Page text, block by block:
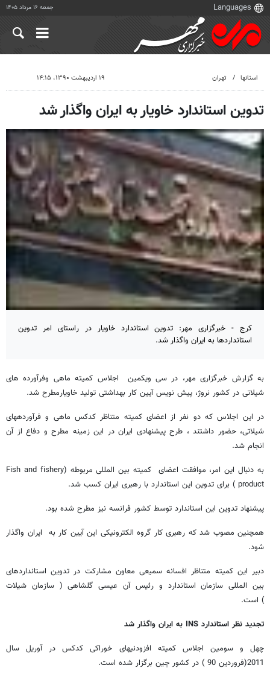
جمعه ۱۶ مرداد ۱۴۰۵
استانها تهران ۱۹ اردیبهشت ۱۳۹۰، ۱۴:۱۵
تدوین استاندارد خاویار به ایران واگذار شد
کرج - خبرگزاری مهر: تدوین استاندارد خاویار در راستای امر تدوین
استانداردها به ایران واگذار شد.
به گزارش خبرگزاری مهر، در سی ویکمین اجلاس کمیته ماهی وفرآورده های
شیلاتی در کشور نروژ، پیش نویس آیین کار بهداشتی تولید خاویارمطرح شد.
در این اجلاس که دو نفر از اعضای کمیته متناظر کدکس ماهی و فرآوردههای
شیلاتی، حضور داشتند ، طرح پیشنهادی ایران در این زمینه مطرح و دفاع از آن
انجام شد.
به دنبال این امر، موافقت اعضای کمیته بین المللی مربوطه (Fish and fishery
product ) برای تدوین این استاندارد با رهبری ایران کسب شد.
پیشنهاد تدوین این استاندارد توسط کشور فرانسه نیز مطرح شده بود.
همچنین مصوب شد که رهبری کار گروه الکترونیکی این آیین کار به ایران واگذار
شود.
دبیر این کمیته متناظر افسانه سمیعی معاون مشارکت در تدوین استانداردهای
بین المللی سازمان استاندارد و رئیس آن عیسی گلشاهی ( سازمان شیلات
) است.
تجدید نظر استاندارد INS به ایران واگذار شد
چهل و سومین اجلاس کمیته افزودنیهای خوراکی کدکس در آوریل سال
2011(فروردین 90 ) در کشور چین برگزار شده است.